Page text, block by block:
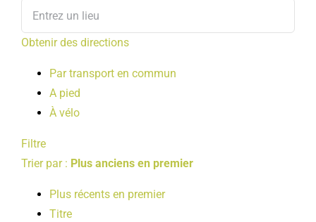
Obtenir des directions
Par transport en commun
A pied
À vélo
Filtre
Trier par : Plus anciens en premier
Plus récents en premier
Titre